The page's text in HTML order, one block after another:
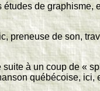
études de graphisme,
preneuse de son,
à un coup de «
québécoise, ici,